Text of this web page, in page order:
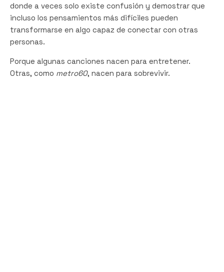
donde a veces solo existe confusión y demostrar que
incluso los pensamientos más difíciles pueden
transformarse en algo capaz de conectar con otras
personas.
Porque algunas canciones nacen para entretener.
Otras, como metro60, nacen para sobrevivir.